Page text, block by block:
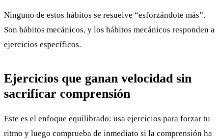
Ninguno de estos hábitos se resuelve “esforzándote más”.
Son hábitos mecánicos, y los hábitos mecánicos responden a
ejercicios específicos.
Ejercicios que ganan velocidad sin
sacrificar comprensión
Este es el enfoque equilibrado: usa ejercicios para forzar tu
ritmo y luego comprueba de inmediato si la comprensión ha